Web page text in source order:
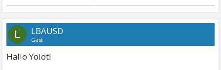
L LBAUSD
Gast
Hallo Yolotl